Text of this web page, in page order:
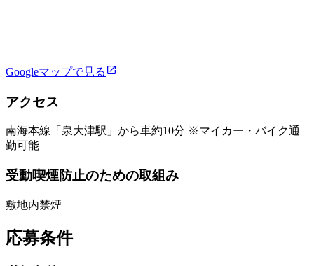
Googleマップで見る
アクセス
南海本線「泉大津駅」から車約10分 ※マイカー・バイク通
勤可能
受動喫煙防止のための取組み
敷地内禁煙
応募条件